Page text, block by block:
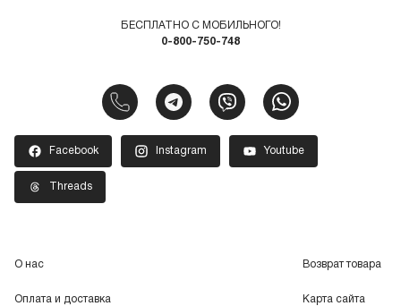
БЕСПЛАТНО С МОБИЛЬНОГО!
0-800-750-748
Facebook Instagram Youtube
Threads
О нас
Оплата и доставка
Возврат товара
Карта сайта